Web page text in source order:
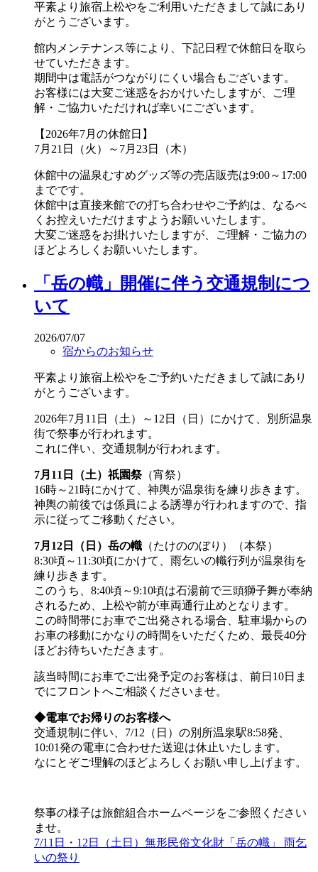
平素より旅宿上松やをご利用いただきまして誠にあり
がとうございます。
館内メンテナンス等により、下記日程で休館日を取ら
せていただきます。
期間中は電話がつながりにくい場合もございます。
お客様には大変ご迷惑をおかけいたしますが、ご理
解・ご協力いただければ幸いにございます。
【2026年7月の休館日】
7月21日（火）～7月23日（木）
休館中の温泉むすめグッズ等の売店販売は9:00～17:00
までです。
休館中は直接来館での打ち合わせやご予約は、なるべ
くお控えいただけますようお願いいたします。
大変ご迷惑をお掛けいたしますが、ご理解・ご協力の
ほどよろしくお願いいたします。
「岳の幟」開催に伴う交通規制につ
いて
2026/07/07
宿からのお知らせ
平素より旅宿上松やをご予約いただきまして誠にあり
がとうございます。
2026年7月11日（土）～12日（日）にかけて、別所温泉
街で祭事が行われます。
これに伴い、交通規制が行われます。
7月11日（土）祇園祭（宵祭）
16時～21時にかけて、神輿が温泉街を練り歩きます。
神輿の前後では係員による誘導が行われますので、指
示に従ってご移動ください。
7月12日（日）岳の幟 （たけののぼり）（本祭）
8:30頃～11:30頃にかけて、雨乞いの幟行列が温泉街を
練り歩きます。
このうち、8:40頃～9:10頃は石湯前で三頭獅子舞が奉納
されるため、上松や前が車両通行止めとなります。
この時間帯にお車でご出発される場合、駐車場からの
お車の移動にかなりの時間をいただくため、最長40分
ほどお待ちいただきます。
該当時間にお車でご出発予定のお客様は、前日10日ま
でにフロントへご相談くださいませ。
◆電車でお帰りのお客様へ
交通規制に伴い、7/12（日）の別所温泉駅8:58発、
10:01発の電車に合わせた送迎は休止いたします。
なにとぞご理解のほどよろしくお願い申し上げます。
祭事の様子は旅館組合ホームページをご参照ください
ませ。
7/11日・12日（土日）無形民俗文化財「岳の幟」 雨乞
いの祭り